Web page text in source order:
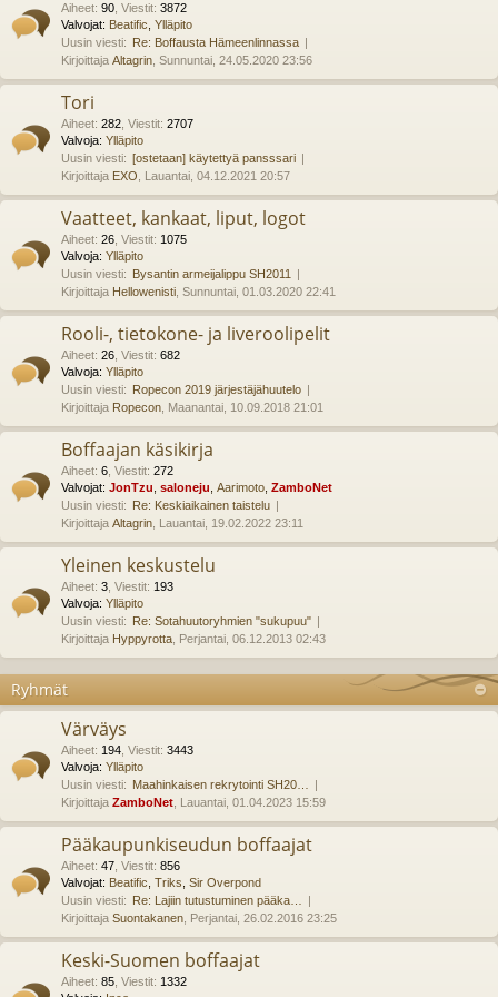
Aiheet: 90 Viestit: 3872
Valvojat: Beatific Ylläpito
Uusin viesti: Re: Boffausta Hämeenlinnassa
Kirjoittaja Altagrin , Sunnuntai, 24.05.2020 23:56
Tori
Aiheet: 282 Viestit: 2707
Valvoja: Ylläpito
Uusin viesti: [ostetaan] käytettyä pansssari
Kirjoittaja EXO , Lauantai, 04.12.2021 20:57
Vaatteet, kankaat, liput, logot
Aiheet: 26 Viestit: 1075
Valvoja: Ylläpito
Uusin viesti: Bysantin armeijalippu SH2011
Kirjoittaja Hellowenisti , Sunnuntai, 01.03.2020 22:41
Rooli-, tietokone- ja liveroolipelit
Aiheet: 26 Viestit: 682
Valvoja: Ylläpito
Uusin viesti: Ropecon 2019 järjestäjähuutelo
Kirjoittaja Ropecon , Maanantai, 10.09.2018 21:01
Boffaajan käsikirja
Aiheet: 6 Viestit: 272
Valvojat: JonTzu saloneju Aarimoto ZamboNet
Uusin viesti: Re: Keskiaikainen taistelu
Kirjoittaja Altagrin , Lauantai, 19.02.2022 23:11
Yleinen keskustelu
Aiheet: 3 Viestit: 193
Valvoja: Ylläpito
Uusin viesti: Re: Sotahuutoryhmien "sukupuu"
Kirjoittaja Hyppyrotta , Perjantai, 06.12.2013 02:43
Ryhmät
Värväys
Aiheet: 194 Viestit: 3443
Valvoja: Ylläpito
Uusin viesti: Maahinkaisen rekrytointi SH20…
Kirjoittaja ZamboNet , Lauantai, 01.04.2023 15:59
Pääkaupunkiseudun boffaajat
Aiheet: 47 Viestit: 856
Valvojat: Beatific Triks Sir Overpond
Uusin viesti: Re: Lajiin tutustuminen pääka…
Kirjoittaja Suontakanen , Perjantai, 26.02.2016 23:25
Keski-Suomen boffaajat
Aiheet: 85 Viestit: 1332